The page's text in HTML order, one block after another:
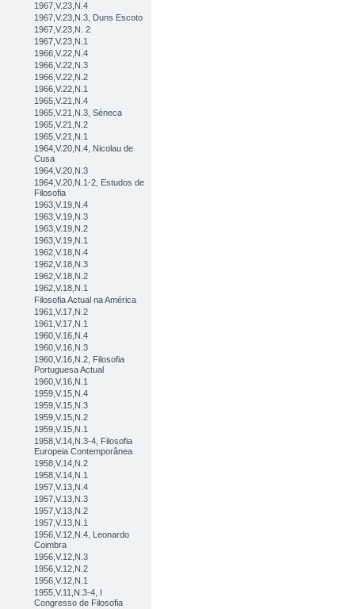
1967,V.23,N.4
1967,V.23,N.3, Duns Escoto
1967,V.23,N. 2
1967,V.23,N.1
1966,V.22,N.4
1966,V.22,N.3
1966,V.22,N.2
1966,V.22,N.1
1965,V.21,N.4
1965,V.21,N.3, Séneca
1965,V.21,N.2
1965,V.21,N.1
1964,V.20,N.4, Nicolau de
Cusa
1964,V.20,N.3
1964,V.20,N.1-2, Estudos de
Filosofia
1963,V.19,N.4
1963,V.19,N.3
1963,V.19,N.2
1963,V.19,N.1
1962,V.18,N.4
1962,V.18,N.3
1962,V.18,N.2
1962,V.18,N.1
Filosofia Actual na América
1961,V.17,N.2
1961,V.17,N.1
1960,V.16,N.4
1960,V.16,N.3
1960,V.16,N.2, Filosofia
Portuguesa Actual
1960,V.16,N.1
1959,V.15,N.4
1959,V.15,N.3
1959,V.15,N.2
1959,V.15,N.1
1958,V.14,N.3-4, Filosofia
Europeia Contemporânea
1958,V.14,N.2
1958,V.14,N.1
1957,V.13,N.4
1957,V.13,N.3
1957,V.13,N.2
1957,V.13,N.1
1956,V.12,N.4, Leonardo
Coimbra
1956,V.12,N.3
1956,V.12,N.2
1956,V.12,N.1
1955,V.11,N.3-4, I
Congresso de Filosofia